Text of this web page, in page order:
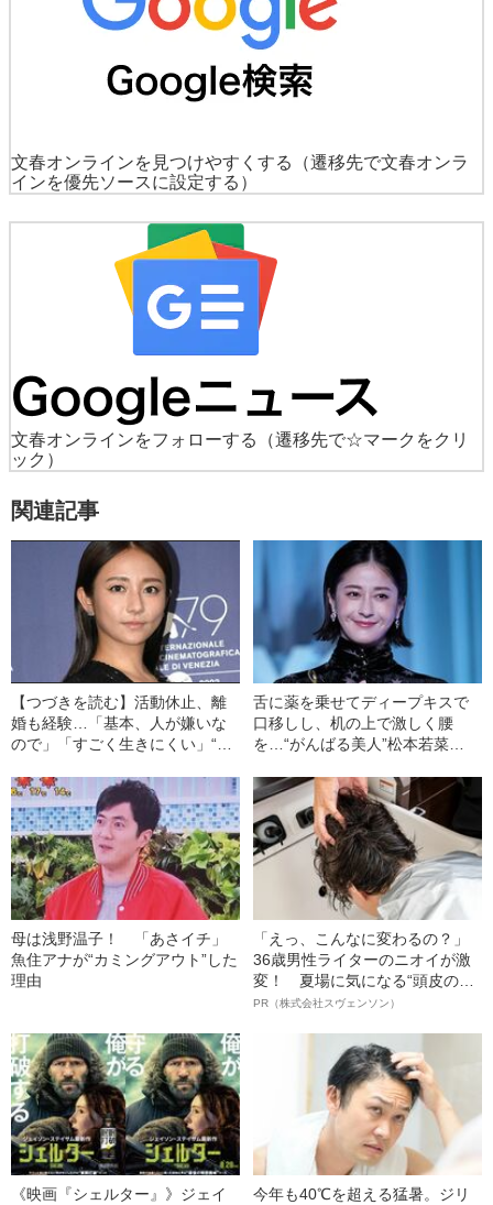
文春オンラインを見つけやすくする
（遷移先で文春オンラ
インを優先ソースに設定する）
文春オンラインをフォローする
（遷移先で☆マークをクリ
ック）
関連記事
【つづきを読む】活動休止、離
婚も経験…「基本、人が嫌いな
ので」「すごく生きにくい」“辞
（37）を変えた二つの転機
舌に薬を乗せてディープキスで
口移しし、机の上で激しく腰
を…“がんばる美人”松本若菜
母は浅野温子！ 「あさイチ」
魚住アナが“カミングアウト”した
理由
「えっ、こんなに変わるの？」
36歳男性ライターのニオイが激
変！ 夏場に気になる“頭皮のニ
オイ”や“ベタつき”を解消す
ト”が生み出した徹底ケアとは
PR（株式会社スヴェンソン）
《映画『シェルター』》ジェイ
今年も40℃を超える猛暑。ジリ